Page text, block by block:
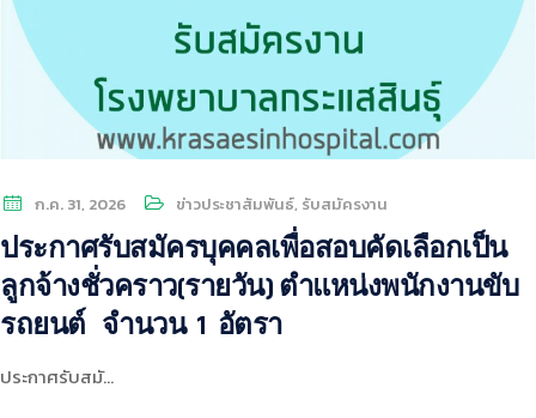
ก.ค. 31, 2026 ข่าวประชาสัมพันธ์, รับสมัครงาน
ประกาศรับสมัครบุคคลเพื่อสอบคัดเลือกเป็น
ลูกจ้างชั่วคราว(รายวัน) ตำแหน่งพนักงานขับ
รถยนต์ จำนวน 1 อัตรา
ประกาศรับสมั…